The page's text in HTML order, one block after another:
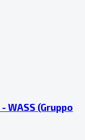
(Gruppo